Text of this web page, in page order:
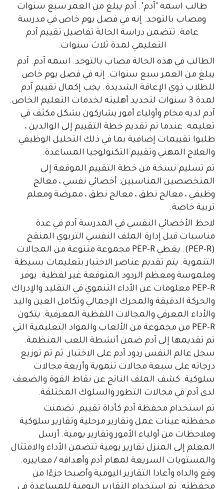
طالب اسمه "آدم". آدم يبلغ من العمر سبع سنوات
ومصاب بالتوحد. إنه في فصل يوم خاص في مدرسة
عامة. تتضمن دراسة الحالة تفاصيل تقييم آدم
التعليمي لمدة ثلاث سنوات.
الطالب في هذه الحالة مصاب بالتوحد. اسمه آدم. آدم
يبلغ من العمر سبع سنوات. إنه في فصل يوم خاص
للطلاب ذوي الإعاقة الشديدة. يجب إكمال تقييم آدم
لمدة 3 سنوات لتحديد أهليته لخدمات التعليم الخاص.
آدم لديه محام وأولياء أمور يشاركون بشكل مكثف في
تعليمه. عندما تم تقديم خطة التقييم إلى الوالدين ،
طلبوا تقييمات إضافية بما في ذلك التحليل الوظيفي
والعلاج المهني وتقييم التكنولوجيا المساعدة.
تم تسليم نسخة من خطة التقييم الموقعة إلى
المتخصصين المناسبين: أخصائي نفسي ، معالج
وظيفي ، معالج نطق ، معالج نطق ، ممرضة ومعلم
تربية خاصة.
لاحظ الأخصائي النفسي في المدرسة آدم في عدة
مناسبات قبل إدارة الملف النفسي التربوي المنقح
(PEP-R). يغطي PEP-R مجموعة متنوعة من المجالات
التنموية. يتم تقديم عناصر الاختبار بتعليمات بسيطة
وملموسة ومعظم الردود المتوقعة غير لفظية. يوفر
PEP-R معلومات عن الأداء التنموي في التقليد والإدراك
والحركة الدقيقة والمحرك الإجمالي وتكامل العين واليد
والأداء المعرفي والمجالات اللفظية المعرفية. يتكون
PEP-R من مجموعة من الألعاب والمواد التعليمية التي
تم تقديمها إلى آدم ضمن أنشطة اللعب المنظمة.
سجل عالم النفس ردود آدم على الاختبار. ثم تم توزيع
درجاته على سبعة مجالات تنموية وأربعة مجالات
سلوكية. كشف الملف الناتج عن نقاط القوة والضعف
لدى آدم في مجالات التطور والسلوك المختلفة.
تم استخدام محفظة آدم كأداة تقييم. تضمنت
محفظته عينات عمل وتقارير مرحلية وتقارير سلوكية
وملاحظات من أولياء الأمور وتقارير يومية. أرسل
المعلم إلى المنزل تقارير يومية تتضمن الأداء والامتثال
والمستويات السريعة لمهام آدم وأهدافه / معاييره.
وقع والداه وأعادا التقارير اليومية وأصبحا جزءًا من